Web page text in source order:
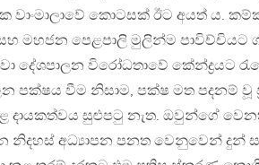
වාංමාලාවේ කොටසක් ඊට අයත් ය.
මහජන පෙළපාලි මුලින්ම
දේශපාලන විරෝධතාවේ කේන්ද්‍රයට
පක්ෂය වීම නිසාම, පක්ෂ මත පදනම් වූ
දායකත්වය සුළුපටු නැත. ඔවුන්ගේ
නිදහස් අධ්‍යාපන පනත වෙනුවෙන් දුන්